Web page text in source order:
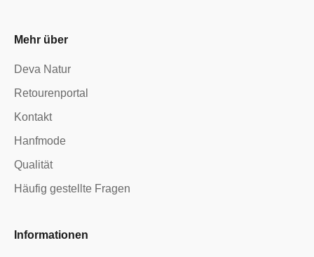
Mehr über
Deva Natur
Retourenportal
Kontakt
Hanfmode
Qualität
Häufig gestellte Fragen
Informationen